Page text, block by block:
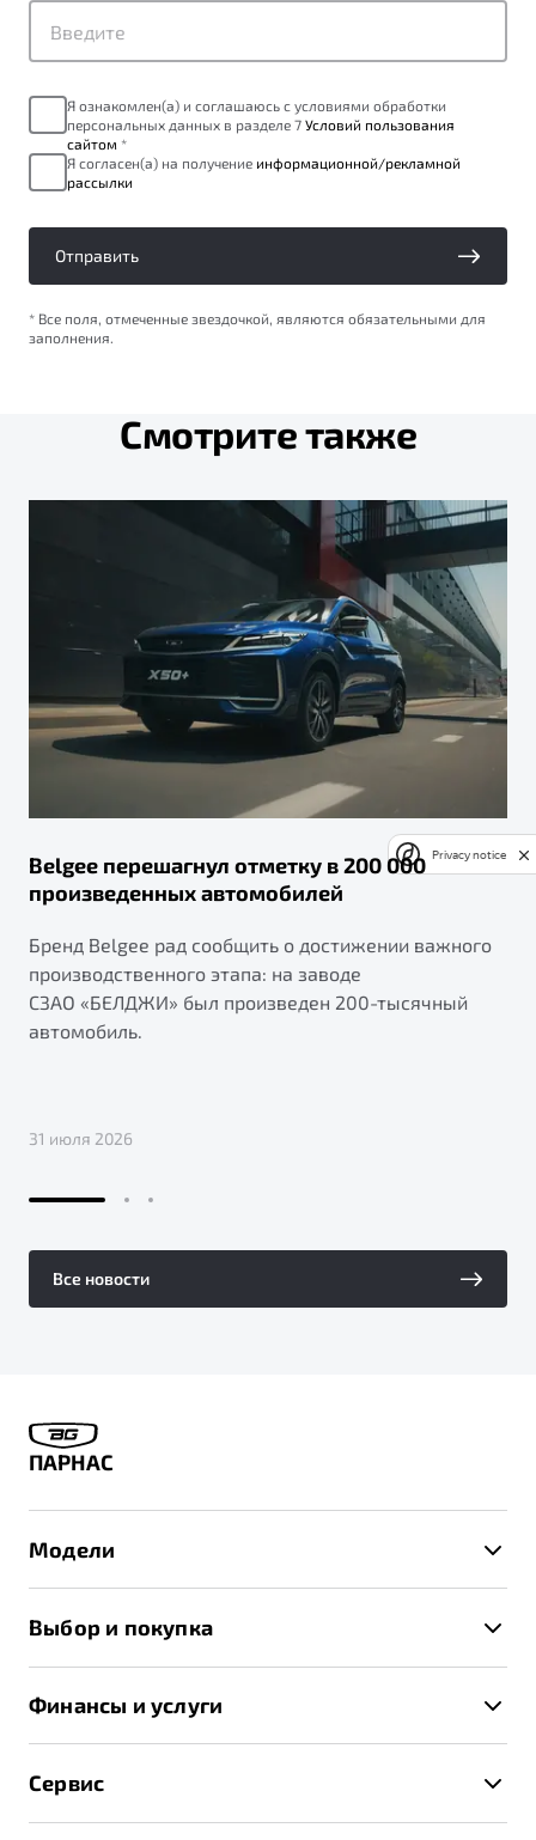
Я ознакомлен(а) и соглашаюсь с условиями обработки
персональных данных в разделе 7 Условий пользования
сайтом *
Я согласен(а) на получение информационной/рекламной
рассылки
Отправить
* Все поля, отмеченные звездочкой, являются обязательными для
заполнения.
Смотрите также
Belgee перешагнул отметку в 200 000
произведенных автомобилей
Бренд Belgee рад сообщить о достижении важного
производственного этапа: на заводе
СЗАО «БЕЛДЖИ» был произведен 200-тысячный
автомобиль.
31 июля 2026
Все новости
ПАРНАС
Модели
X70
Выбор и покупка
Записаться на тест-драйв
Получить предложение
Финансы и услуги
Сервис
Privacy notice